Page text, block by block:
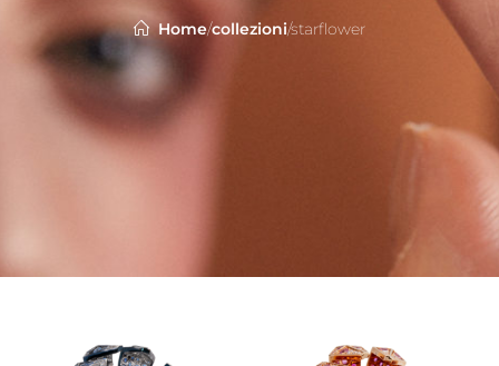
Home/collezioni/starflower